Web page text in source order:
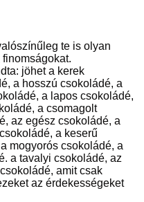
te is olyan
jöhet a kerek
a hosszú csokoládé, a
a lapos csokoládé,
a csomagolt
az egész csokoládé, a
a keserű
mogyorós csokoládé, a
a tavalyi csokoládé, az
amit csak
az érdekességeket